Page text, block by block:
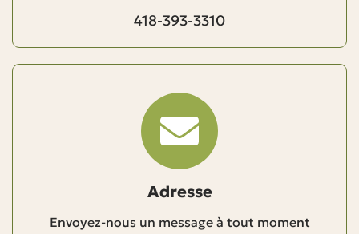
418-393-3310
Adresse
Envoyez-nous un message à tout moment